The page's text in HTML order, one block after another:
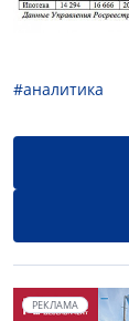
#аналитика
РЕКЛАМА